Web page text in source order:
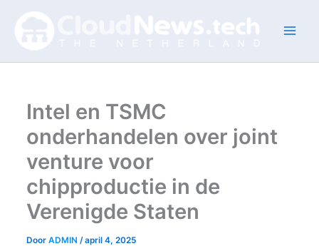
inhoud
Intel en TSMC
onderhandelen over joint
venture voor
chipproductie in de
Verenigde Staten
DoorADMIN/april 4, 2025